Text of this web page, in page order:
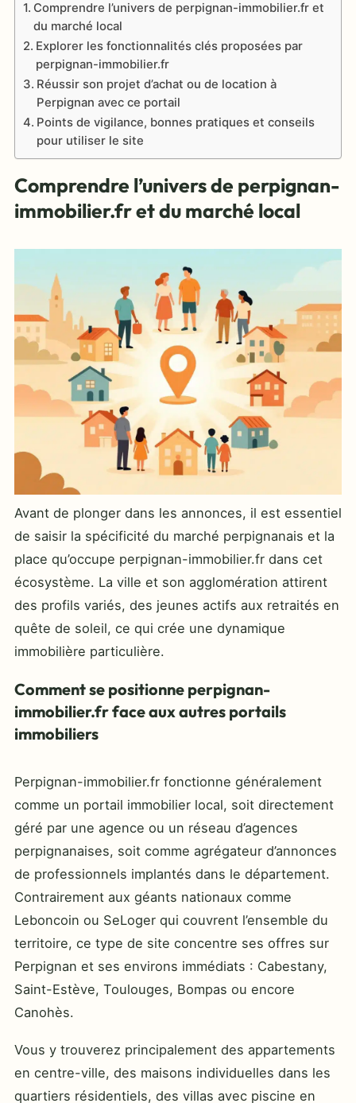
Comprendre l’univers de perpignan-immobilier.fr et
du marché local
Explorer les fonctionnalités clés proposées par
perpignan-immobilier.fr
Réussir son projet d’achat ou de location à
Perpignan avec ce portail
Points de vigilance, bonnes pratiques et conseils
pour utiliser le site
Comprendre l’univers de perpignan-
immobilier.fr et du marché local
Avant de plonger dans les annonces, il est essentiel
de saisir la spécificité du marché perpignanais et la
place qu’occupe perpignan-immobilier.fr dans cet
écosystème. La ville et son agglomération attirent
des profils variés, des jeunes actifs aux retraités en
quête de soleil, ce qui crée une dynamique
immobilière particulière.
Comment se positionne perpignan-
immobilier.fr face aux autres portails
immobiliers
Perpignan-immobilier.fr fonctionne généralement
comme un portail immobilier local, soit directement
géré par une agence ou un réseau d’agences
perpignanaises, soit comme agrégateur d’annonces
de professionnels implantés dans le département.
Contrairement aux géants nationaux comme
Leboncoin ou SeLoger qui couvrent l’ensemble du
territoire, ce type de site concentre ses offres sur
Perpignan et ses environs immédiats : Cabestany,
Saint-Estève, Toulouges, Bompas ou encore
Canohès.
Vous y trouverez principalement des appartements
en centre-ville, des maisons individuelles dans les
quartiers résidentiels, des villas avec piscine en